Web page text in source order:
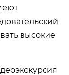
высокие